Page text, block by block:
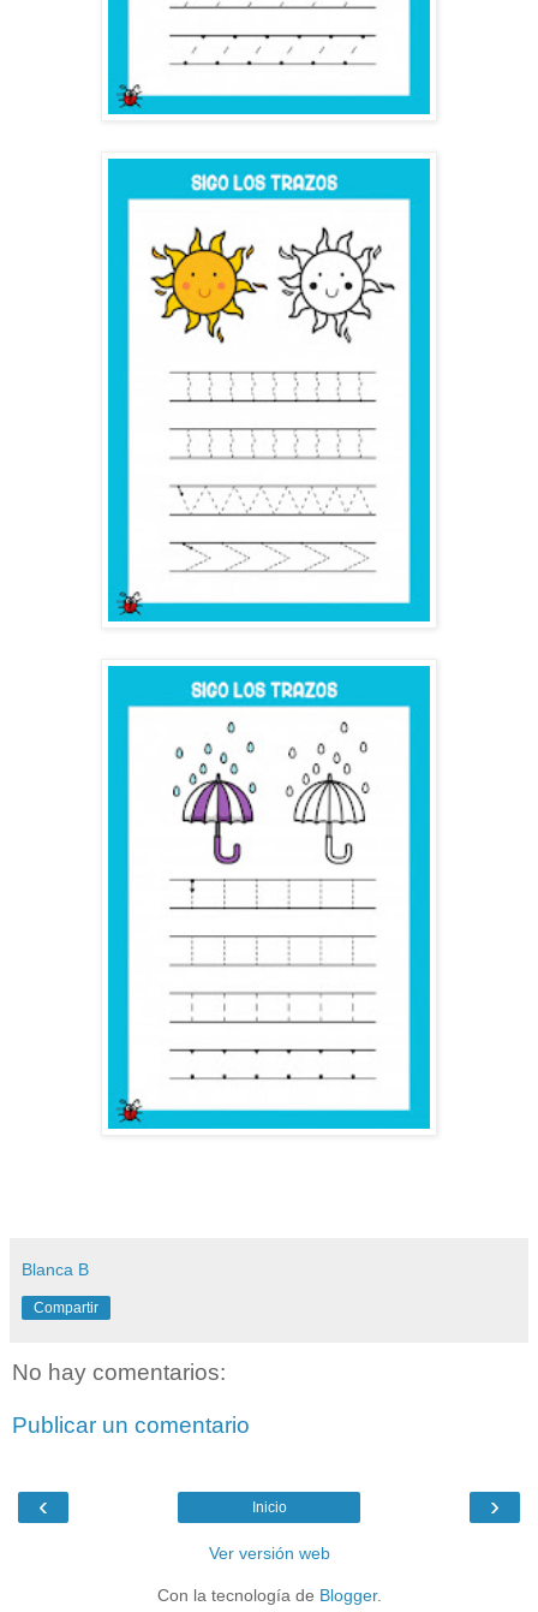
Blanca B
Compartir
No hay comentarios:
Publicar un comentario
‹ ›
Inicio
Ver versión web
Con la tecnología de Blogger.